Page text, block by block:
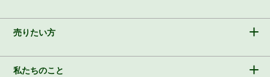
売りたい方
私たちのこと